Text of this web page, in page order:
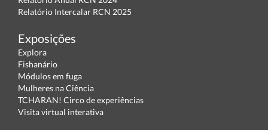
Relatório Intercalar RCN 2025
Exposições
Explora
Fishanário
Módulos em fuga
Mulheres na Ciência
TCHARAN! Circo de experiências
Visita virtual interativa